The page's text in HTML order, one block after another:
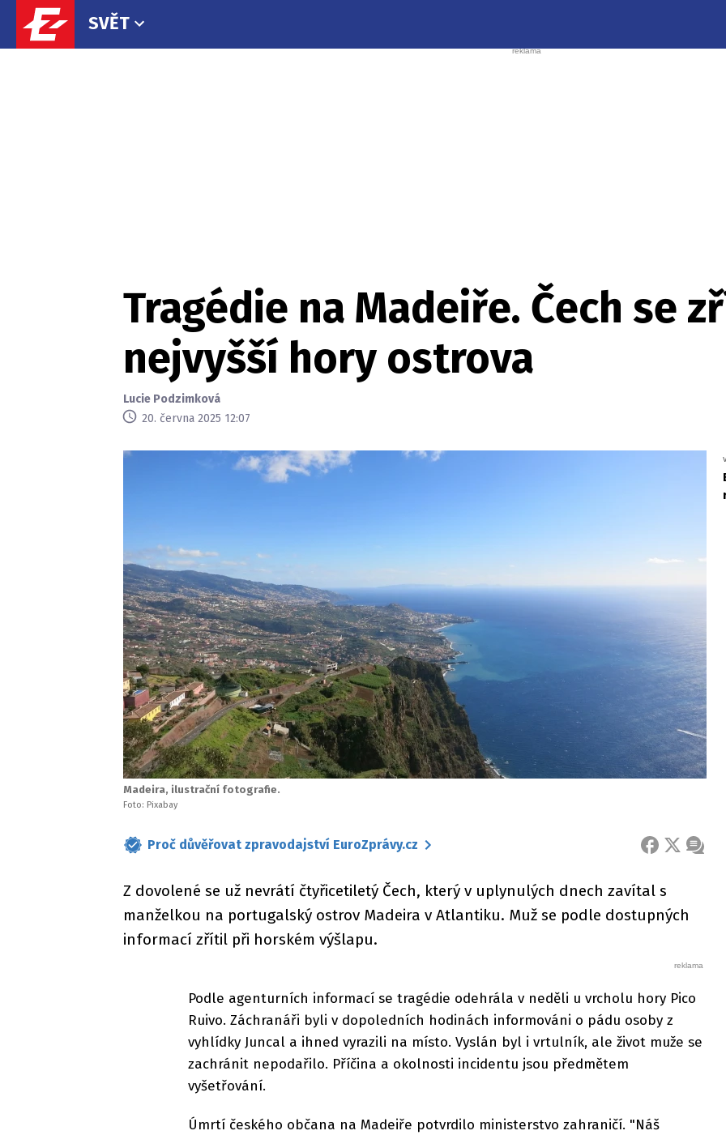
SVĚT
Tragédie na Madeiře. Čech se
nejvyšší hory ostrova
Lucie Podzimková
20. června 2025 12:07
Madeira, ilustrační fotografie.
Foto: Pixabay
Proč důvěřovat zpravodajství EuroZprávy.cz FACEBOOK
X
Z dovolené se už nevrátí čtyřicetiletý Čech, který v uplynulých dnech zavítal s
manželkou na portugalský ostrov Madeira v Atlantiku. Muž se podle dostupných
informací zřítil při horském výšlapu.
Podle agenturních informací se tragédie odehrála v neděli u vrcholu hory Pico
Ruivo. Záchranáři byli v dopoledních hodinách informováni o pádu osoby z
vyhlídky Juncal a ihned vyrazili na místo. Vyslán byl i vrtulník, ale život muže se
zachránit nepodařilo. Příčina a okolnosti incidentu jsou předmětem
vyšetřování.
Úmrtí českého občana na Madeiře potvrdilo ministerstvo zahraničí. "Náš